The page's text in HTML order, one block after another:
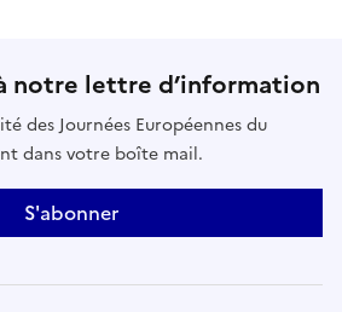
notre lettre d’information
des Journées Européennes du
dans votre boîte mail.
S'abonner